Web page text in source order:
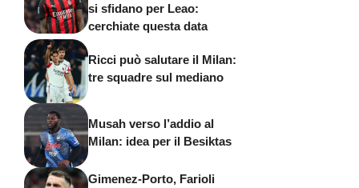
si sfidano per Leao:
cerchiate questa data
Ricci può salutare il Milan:
tre squadre sul mediano
Musah verso l’addio al
Milan: idea per il Besiktas
Gimenez-Porto, Farioli